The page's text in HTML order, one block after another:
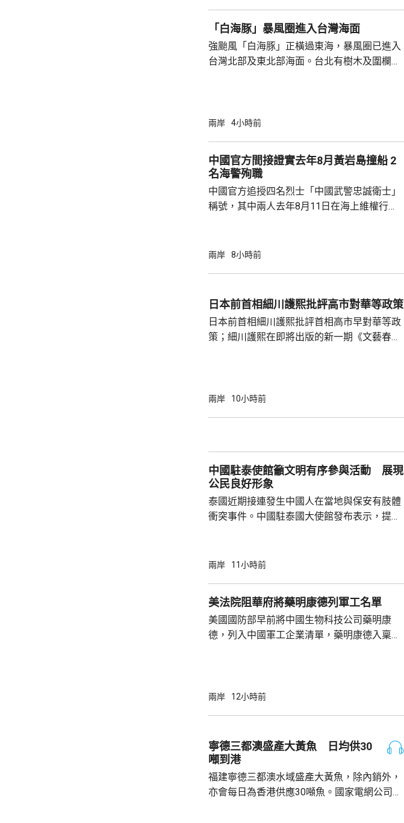
「白海豚」暴風圈進入台灣海面
強颱風「白海豚」正橫過東海，暴風圈已進入
台灣北部及東北部海面。台北有樹木及圍欄倒
的強度將減弱，暴風圈亦有縮小趨勢，但中部
達300毫米。連江縣明日停工停課，海空交通
暫停。
兩岸 4小時前
中國官方間接證實去年8月黃岩島撞船 2
名海警殉職
中國官方追授四名烈士「中國武警忠誠衛士」
稱號，其中兩人去年8月11日在海上維權行動
意味中國時隔一年首次間接證實撞船事件造成
去年8月11日參與南海一線維權行動犧牲，被
追記一等功。25歲的程龍同日在海上維權行動
中不幸犧牲，同樣追記一等功。...
兩岸 8小時前
日本前首相細川護熙批評高市對華等政策
日本前首相細川護熙批評首相高市早對華等政
策；細川護熙在即將出版的新一期《文藝春
施，打破僵局，難免被批評是不負責任。他認
兩岸 10小時前
中國駐泰使館籲文明有序參與活動 展現
公民良好形象
泰國近期接連發生中國人在當地與保安有肢體
衝突事件。中國駐泰國大使館發布表示，提醒
定，文明旅遊、禮貌待人，展現中國公民良好
公民要提前做好準備，了解活動規則，包括入
場、拍攝、攜帶物品等要求，如發生糾紛或合
法權益受到侵害，應保持冷靜，依法理性維...
兩岸 11小時前
美法院阻華府將藥明康德列軍工名單
美國國防部早前將中國生物科技公司藥明康
德，列入中國軍工企業清單，藥明康德入稟法
決表示歡迎，認為此舉減輕公司被列入名單所
里巴巴、百度及比亞迪等中國企業，列為支援
中國軍方的實體，多間被列入名單的公司事...
兩岸 12小時前
寧德三都澳盛產大黃魚 日均供30
噸到港
福建寧德三都澳水域盛產大黃魚，除內銷外，
亦會每日為香港供應30噸魚。國家電網公司就